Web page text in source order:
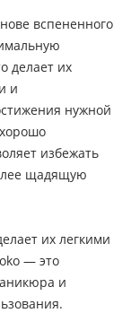
вспененного
делает их
и
нужной
избежать
щадящую
их легкими
— это
и